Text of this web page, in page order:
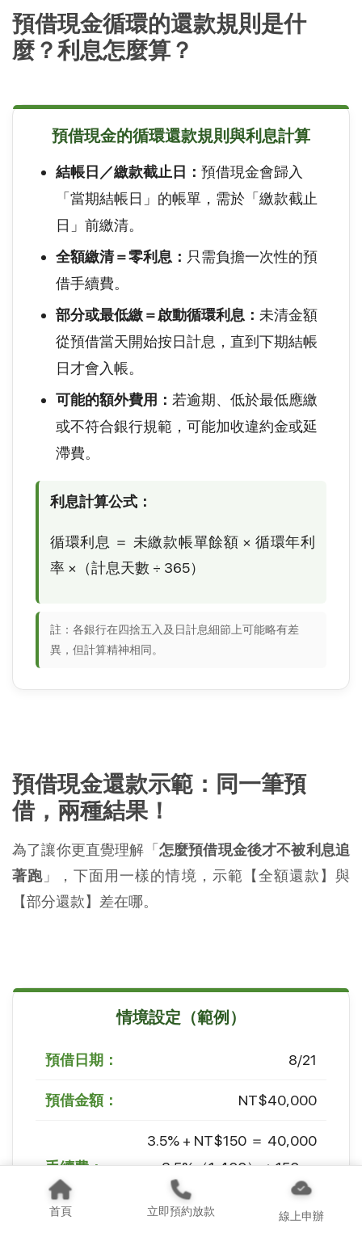
首頁 立即預約放款 線上申辦
預借現金循環的還款規則是什
麼？利息怎麼算？
預借現金的循環還款規則與利息計算
結帳日／繳款截止日： 預借現金會歸入
「當期結帳日」的帳單，需於「繳款截止
日」前繳清。
全額繳清＝零利息： 只需負擔一次性的預
借手續費。
部分或最低繳＝啟動循環利息： 未清金額
從預借當天開始按日計息，直到下期結帳
日才會入帳。
可能的額外費用： 若逾期、低於最低應繳
或不符合銀行規範，可能加收違約金或延
滯費。
利息計算公式：
循環利息 ＝ 未繳款帳單餘額 × 循環年利
率 ×（計息天數 ÷ 365）
註：各銀行在四捨五入及日計息細節上可能略有差
異，但計算精神相同。
預借現金還款示範：同一筆預
借，兩種結果！
為了讓你更直覺理解「 怎麼預借現金後才不被利息追
著跑 」，下面用一樣的情境，示範【全額還款】與
【部分還款】差在哪。
情境設定（範例）
預借日期： 8/21
預借金額： NT$40,000
手續費：
3.5% + NT$150 ＝ 40,000
× 3.5%（1,400）＋150 ＝
NT$1,550